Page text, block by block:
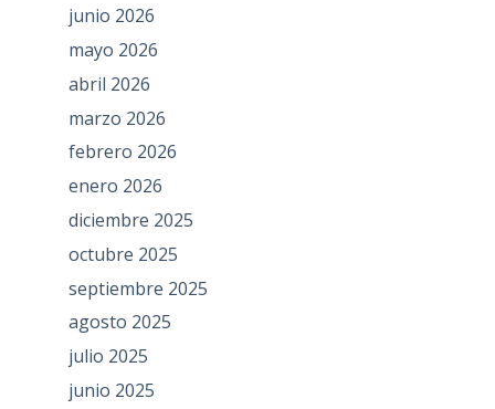
junio 2026
mayo 2026
abril 2026
marzo 2026
febrero 2026
enero 2026
diciembre 2025
octubre 2025
septiembre 2025
agosto 2025
julio 2025
junio 2025